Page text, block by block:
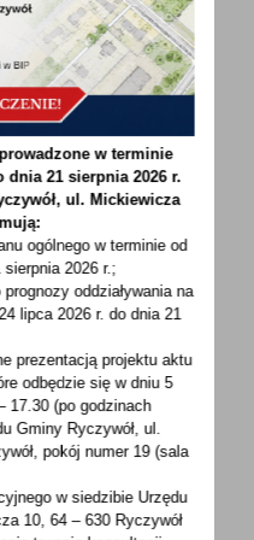
konta
w zakładce
NASTĘPNY
nam swoją opinię
w terminie
dnia 21 sierpnia 2026 r.
ul. Mickiewicza
ogólnego w terminie od
2026 r.;
oddziaływania na
lipca 2026 r. do dnia 21
prezentacją projektu aktu
odbędzie się w dniu 5
17.30 (po godzinach
Gminy Ryczywół, ul.
pokójnumer 19 (sala
w siedzibie Urzędu
10, 64 – 630 Ryczywół